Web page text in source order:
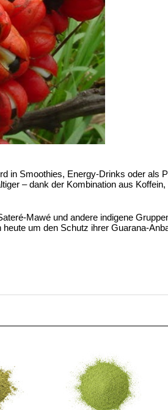
in Smoothies, Energy-Drinks oder als
– dank der Kombination aus
Mawé und andere indigene
um den Schutz ihrer Guarana-